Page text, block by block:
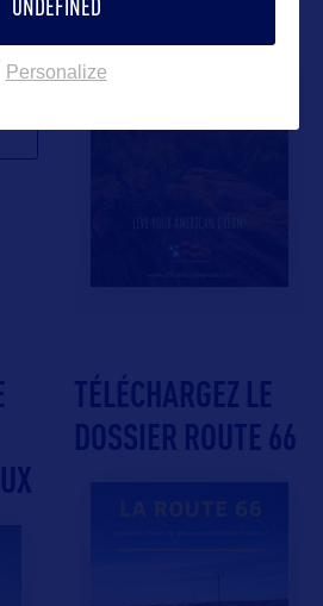
TÉLÉCHARGEZ LE
DOSSIER ROUTE 66
UNDEFINED
Personalize